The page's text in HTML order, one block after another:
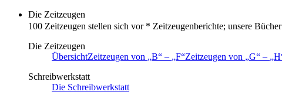
Die Zeitzeugen
100 Zeitzeugen stellen sich vor * Zeitzeugenberichte; unsere Bücher
Die Zeitzeugen
ÜbersichtZeitzeugen von B – F Zeitzeugen von G – H
Schreibwerkstatt
Die Schreibwerkstatt